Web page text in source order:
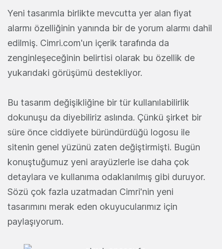
Yeni tasarımla birlikte mevcutta yer alan fiyat
alarmı özelliğinin yanında bir de yorum alarmı dahil
edilmiş. Cimri.com'un içerik tarafında da
zenginleşeceğinin belirtisi olarak bu özellik de
yukarıdaki görüşümü destekliyor.
Bu tasarım değişikliğine bir tür kullanılabilirlik
dokunuşu da diyebiliriz aslında. Çünkü şirket bir
süre önce ciddiyete büründürdüğü logosu ile
sitenin genel yüzünü zaten değiştirmişti. Bugün
konuştuğumuz yeni arayüzlerle ise daha çok
detaylara ve kullanıma odaklanılmış gibi duruyor.
Sözü çok fazla uzatmadan Cimri'nin yeni
tasarımını merak eden okuyucularımız için
paylaşıyorum.